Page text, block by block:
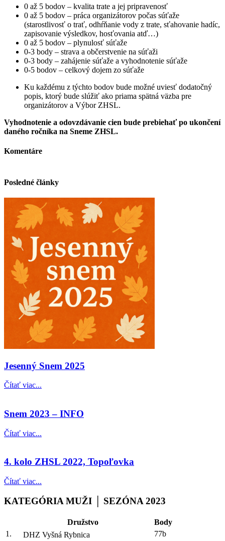
0 až 5 bodov – kvalita trate a jej pripravenosť
0 až 5 bodov – práca organizátorov počas súťaže
(starostlivosť o trať, odhŕňanie vody z trate, sťahovanie hadíc,
zapisovanie výsledkov, hosťovania atď…)
0 až 5 bodov – plynulosť súťaže
0-3 body – strava a občerstvenie na súťaži
0-3 body – zahájenie súťaže a vyhodnotenie súťaže
0-5 bodov – celkový dojem zo súťaže
Ku každému z týchto bodov bude možné uviesť dodatočný
popis, ktorý bude slúžiť ako priama spätná väzba pre
organizátorov a Výbor ZHSL.
Vyhodnotenie a odovzdávanie cien bude prebiehať po ukončení
daného ročníka na Sneme ZHSL.
Komentáre
Posledné články
Jesenný Snem 2025
Čítať viac...
Snem 2023 – INFO
Čítať viac...
4. kolo ZHSL 2022, Topoľovka
Čítať viac...
KATEGÓRIA MUŽI │ SEZÓNA 2023
Družstvo
Body
1.
DHZ Vyšná Rybnica
77b